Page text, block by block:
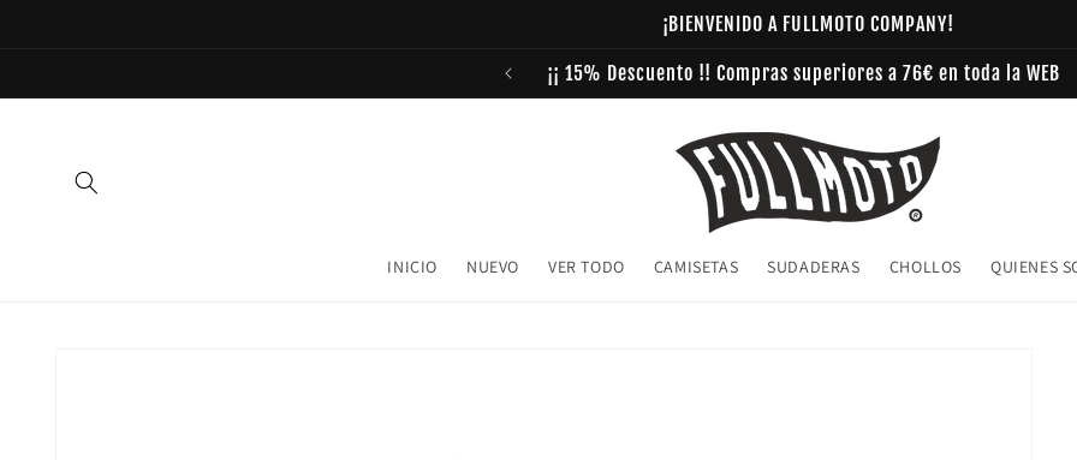
¡BIENVENIDO A FULLMOTO COMPANY!
¡¡ 15% Descuento !! Compras superiores a 76€ en toda la WEB
INICIO NUEVO VER TODO CAMISETAS SUDADERAS CHOLLOS QUIENES